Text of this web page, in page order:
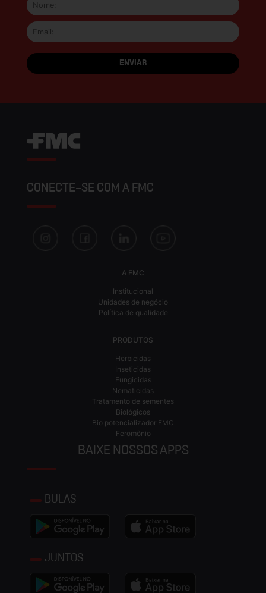
CONECTE-SE COM A FMC
A FMC
Institucional
Unidades de negócio
Política de qualidade
PRODUTOS
Herbicidas
Inseticidas
Fungicidas
Nematicidas
Tratamento de sementes
Biológicos
Bio potencializador FMC
Feromônio
BAIXE NOSSOS APPS
BULAS
JUNTOS